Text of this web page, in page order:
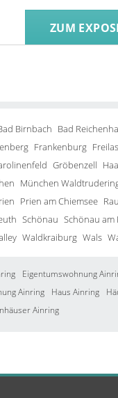
ZUM
Birnbach Bad
Frankenburg
Gröbenzell
München
Prien am Chiemsee
Schönau Schönau am
Waldkraiburg Wals
Eigentumswohnung
Ainring Haus Ainring
Ainring